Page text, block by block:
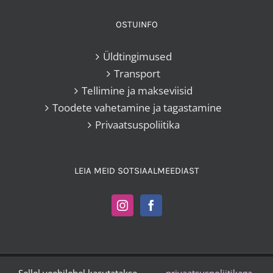
OSTUINFO
Üldtingimused
Transport
Tellimine ja makseviisid
Toodete vahetamine ja tagastamine
Privaatsuspoliitika
LEIA MEID SOTSIAALMEEDIAST